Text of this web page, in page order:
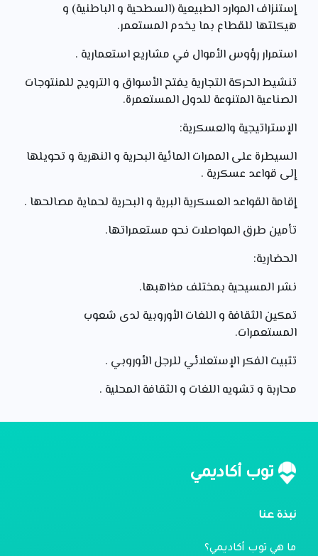
إستنزاف الموارد الطبيعية (السطحية و الباطنية) و
هيكلتها للقطاع بما يخدم المستعمر.
استمرار رؤوس الأموال في مشاريع استعمارية .
تنشيط الحركة التجارية يفتح الأسواق و الترويج للمنتوجات
الصناعية المتنوعة للدول المستعمرة.
الإستراتيجية والعسكرية:
السيطرة على الممرات المائية البحرية و النهرية و تحويلها
إلى قواعد عسكرية .
إقامة القواعد العسكرية البرية و البحرية لحماية مصالحها .
تأمين طرق المواصلات نحو مستعمراتها.
الحضارية:
نشر المسيحية بمختلف مذاهبها.
تمكين الثقافة و اللغات الأوروبية لدى شعوب
المستعمرات.
تثبيت الفكر الإستعلائي للرجل الأوروبي .
محاربة و تشويه اللغات و الثقافة المحلية .
توب أكاديمي
نبذة عنا
ما هي توب أكاديمي؟